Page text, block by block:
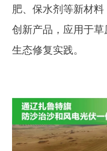
肥、保水剂等新材
创新产品，应用于
生态修复实践。